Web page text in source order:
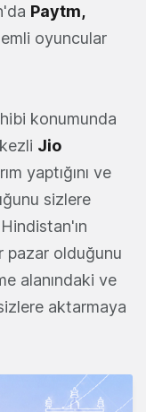
Paytm,
oyuncular
konumunda
Jio
yaptığını ve
sizlere
pazar olduğunu
alanındaki ve
aktarmaya